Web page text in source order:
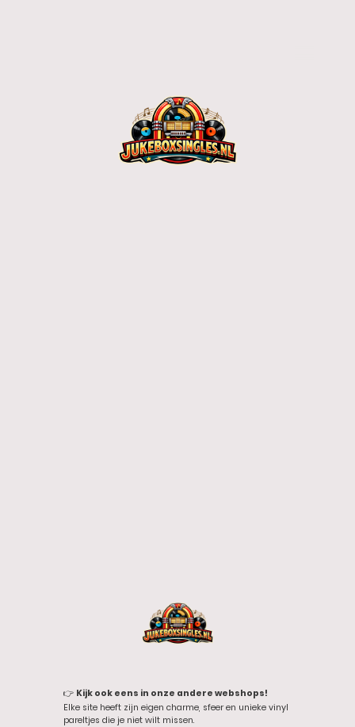
👉 Kijk ook eens in onze andere webshops!
Elke site heeft zijn eigen charme, sfeer en unieke vinyl
pareltjes die je niet wilt missen.